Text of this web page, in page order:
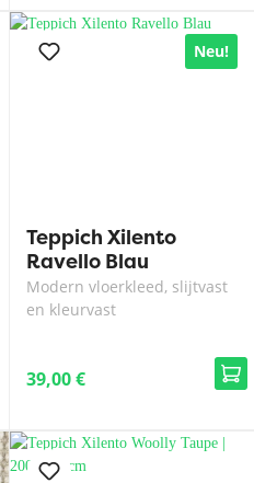
Neu!
Teppich Xilento
Ravello Blau
Modern vloerkleed, slijtvast
en kleurvast
39,00 €